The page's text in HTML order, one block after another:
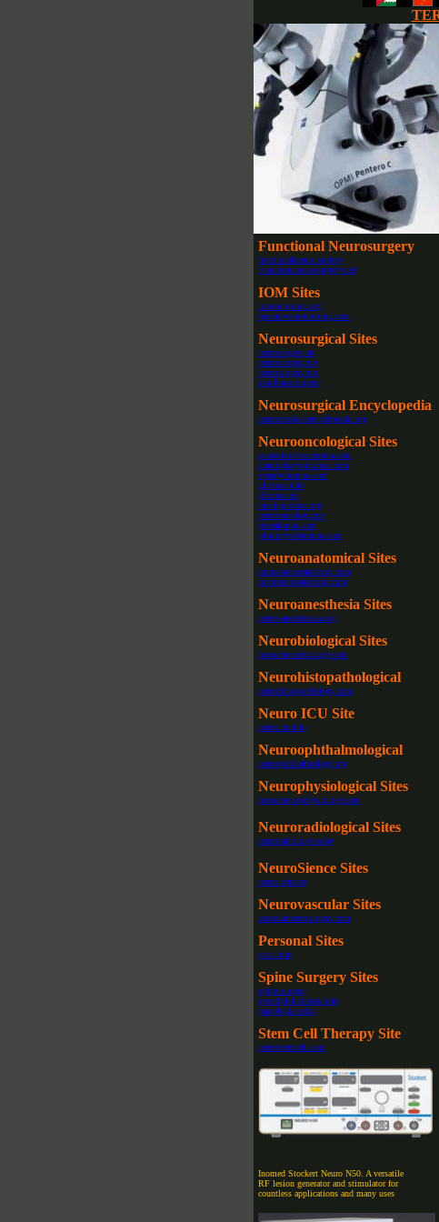
Functional Neurosurgery
functionalneuro.surgery
Functionalneurosurgery.net
IOM Sites
iomonitoring.org
operativemonitoring.com
Neurosurgical Sites
neurosurgery.art
neurosurgery.me
neurosurgery.mx
skullbase.surgery
Neurosurgical Encyclopedia
neurosurgicalencyclopedia.org
Neurooncological Sites
acousticschwannoma.com
craniopharyngiomas.com
ependymomas.com
gliomas.info
gliomas.uk
meningiomas.org
neurooncology.me
pinealomas.com
pituitaryadenomas.com
Neuroanatomical Sites
humanneuroanatomy.com
microneuroanatomy.com
Neuroanesthesia Sites
neuro-anesthessia.org
Neurobiological Sites
humanneurobiology.com
Neurohistopathological
neurorhistopathology.com
Neuro ICU Site
neuroicu.info
Neuroophthalmological
neuroophthalmology.org
Neurophysiological Sites
humanneurophysiology.com
Neuroradiological Sites
neuroradiology.today
NeuroSience Sites
neuro.science
Neurovascular Sites
vascularneurosurgery.com
Personal Sites
cns.clinic
Spine Surgery Sites
spine.surgery
spondylolisthesis.info
paraplegia.today
Stem Cell Therapy Site
neurostemcell.com
Inomed Stockert Neuro N50. A versatile
RF lesion generator and stimulator for
countless applications and many uses